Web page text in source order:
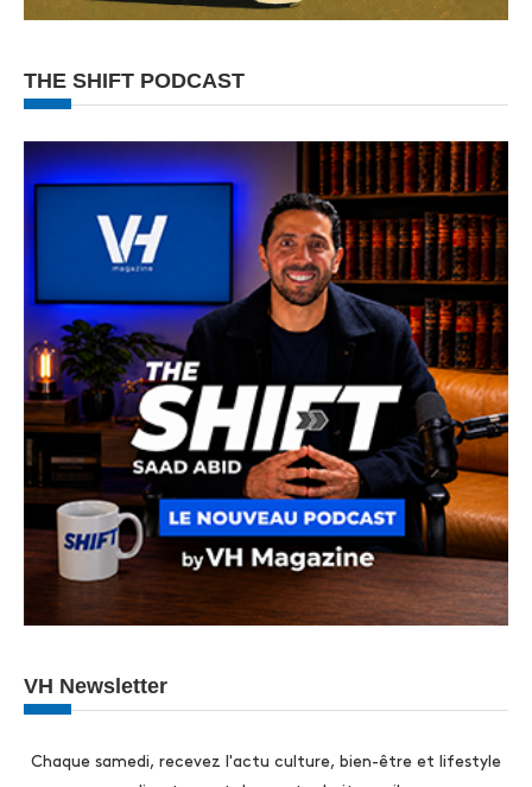
THE SHIFT PODCAST
VH Newsletter
Chaque samedi, recevez l'actu culture, bien-être et lifestyle